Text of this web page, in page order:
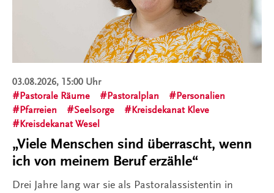
03.08.2026, 15:00 Uhr
Pastorale Räume
Pastoralplan
Personalien
Pfarreien
Seelsorge
Kreisdekanat Kleve
Kreisdekanat Wesel
„Viele Menschen sind überrascht, wenn
ich von meinem Beruf erzähle“
Drei Jahre lang war sie als Pastoralassistentin in